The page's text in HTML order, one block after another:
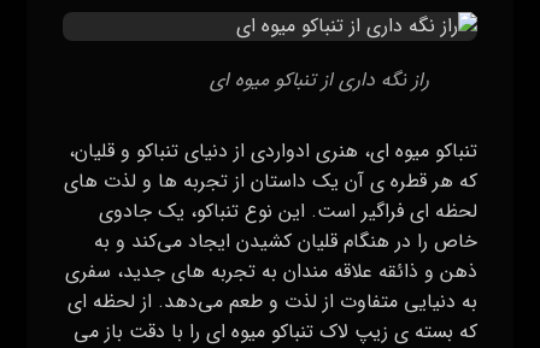
راز نگه داری از تنباکو میوه‌ ای
تنباکو میوه ای، هنری ادواردی از دنیای تنباکو و قلیان،
که هر قطره‌ ی آن یک داستان از تجربه‌ ها و لذت‌ های
لحظه‌ ای فراگیر است. این نوع تنباکو، یک جادوی
خاص را در هنگام قلیان کشیدن ایجاد می‌کند و به
ذهن و ذائقه علاقه‌ مندان به تجربه‌ های جدید، سفری
به دنیایی متفاوت از لذت و طعم می‌دهد. از لحظه‌ ای
که بسته‌ ی زیپ لاک تنباکو میوه ای را با دقت باز می‌